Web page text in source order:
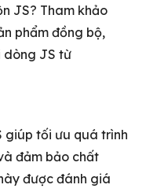
JS? Tham khảo
phẩm đồng bộ,
dòng JS từ
giúp tối ưu quá trình
đảm bảo chất
được đánh giá